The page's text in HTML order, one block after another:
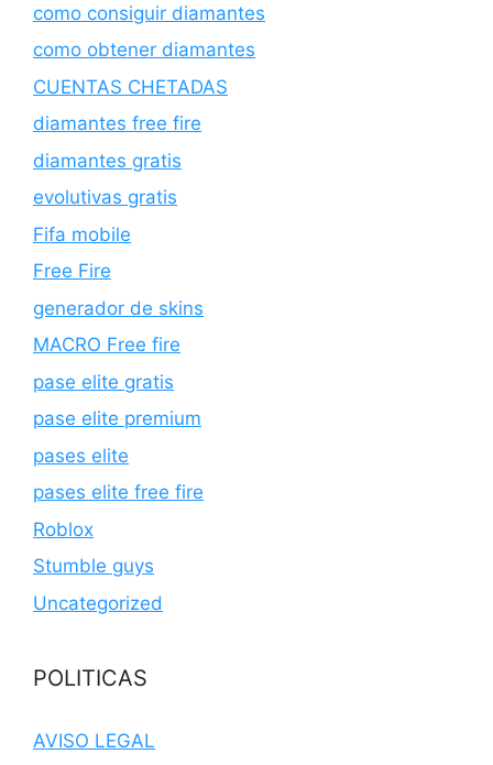
como consiguir diamantes
como obtener diamantes
CUENTAS CHETADAS
diamantes free fire
diamantes gratis
evolutivas gratis
Fifa mobile
Free Fire
generador de skins
MACRO Free fire
pase elite gratis
pase elite premium
pases elite
pases elite free fire
Roblox
Stumble guys
Uncategorized
POLITICAS
AVISO LEGAL